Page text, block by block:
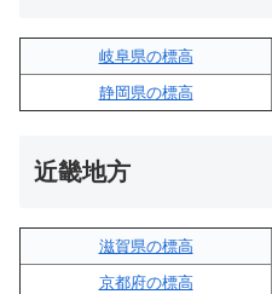
岐阜県の標高
静岡県の標高
近畿地方
滋賀県の標高
京都府の標高